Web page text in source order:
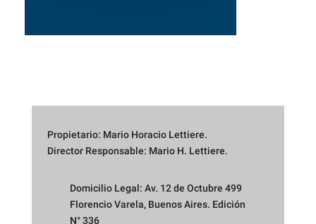
Propietario: Mario Horacio Lettiere.
Director Responsable: Mario H. Lettiere.
Domicilio Legal: Av. 12 de Octubre 499
Florencio Varela, Buenos Aires. Edición
N° 336